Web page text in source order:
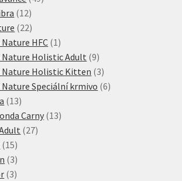
1212
produktů
2222
produktů
HFC 11
produkt
Holistic Adult 99
produktů
Nature Holistic Kitten 33
produkty
Speciální krmivo 66
1313
produktů
Carny 1313
2727
1515
produktů
33
produkty
33